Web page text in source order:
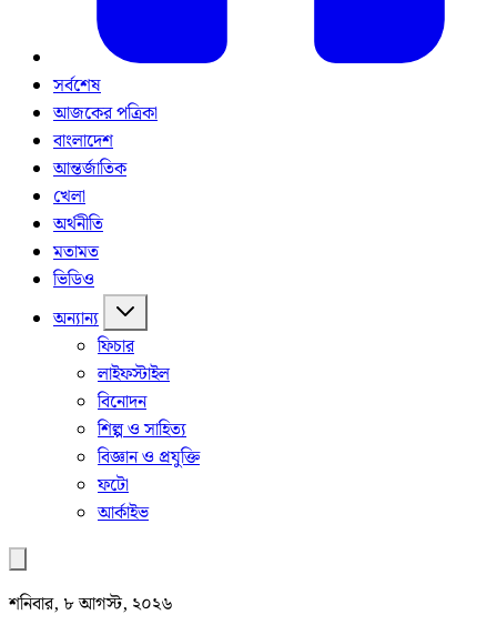
সর্বশেষ
আজকের পত্রিকা
বাংলাদেশ
আন্তর্জাতিক
খেলা
অর্থনীতি
মতামত
ভিডিও
অন্যান্য
ফিচার
লাইফস্টাইল
বিনোদন
শিল্প ও সাহিত্য
বিজ্ঞান ও প্রযুক্তি
ফটো
আর্কাইভ
শনিবার, ৮ আগস্ট, ২০২৬